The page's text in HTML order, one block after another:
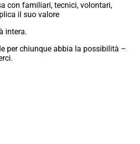
con familiari, tecnici, volontari,
il suo valore
intera.
per chiunque abbia la possibilità –